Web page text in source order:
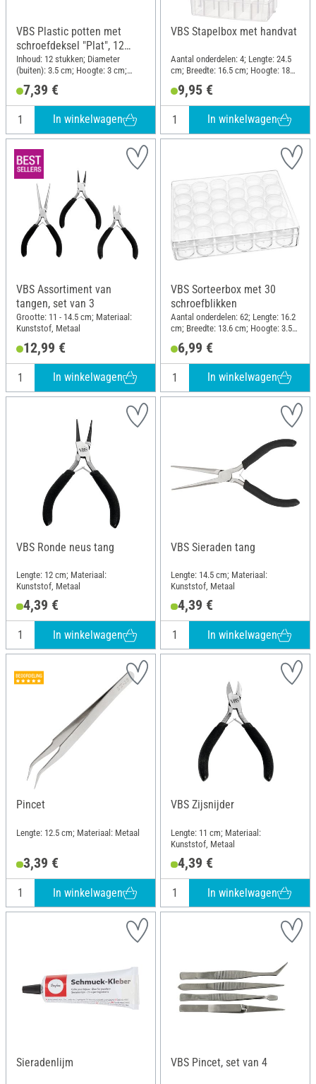
VBS Plastic potten met
schroefdeksel "Plat", 12
stuks
Inhoud: 12 stukken; Diameter
(buiten): 3.5 cm; Hoogte: 3 cm;
7,39 €
In winkelwagen
VBS Stapelbox met handvat
Aantal onderdelen: 4; Lengte: 24.5
cm; Breedte: 16.5 cm; Hoogte: 18
9,95 €
In winkelwagen
VBS Assortiment van
tangen, set van 3
Grootte: 11 - 14.5 cm; Materiaal:
Kunststof, Metaal
12,99 €
In winkelwagen
VBS Sorteerbox met 30
schroefblikken
Aantal onderdelen: 62; Lengte: 16.2
cm; Breedte: 13.6 cm; Hoogte: 3.5
6,99 €
In winkelwagen
VBS Ronde neus tang
Lengte: 12 cm; Materiaal:
Kunststof, Metaal
4,39 €
In winkelwagen
VBS Sieraden tang
Lengte: 14.5 cm; Materiaal:
Kunststof, Metaal
4,39 €
In winkelwagen
Pincet
Lengte: 12.5 cm; Materiaal: Metaal
3,39 €
In winkelwagen
VBS Zijsnijder
Lengte: 11 cm; Materiaal:
Kunststof, Metaal
4,39 €
In winkelwagen
Sieradenlijm VBS Pincet, set van 4